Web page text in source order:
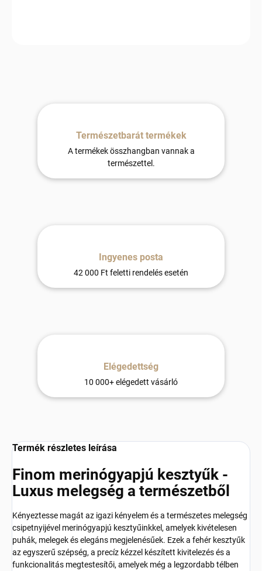
Természetbarát termékek
A termékek összhangban vannak a
természettel.
Ingyenes posta
42 000 Ft feletti rendelés esetén
Elégedettség
10 000+ elégedett vásárló
Termék részletes leírása
Finom merinógyapjú kesztyűk -
Luxus melegség a természetből
Kényeztesse magát az igazi kényelem és a természetes melegség
csipetnyijével merinógyapjú kesztyűinkkel, amelyek kivételesen
puhák, melegek és elegáns megjelenésűek. Ezek a fehér kesztyűk
az egyszerű szépség, a precíz kézzel készített kivitelezés és a
funkcionalitás megtestesítői, amelyek még a legzordabb télben